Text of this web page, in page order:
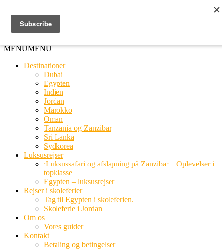
MENUMENU
Destinationer
Dubai
Egypten
Indien
Jordan
Marokko
Oman
Tanzania og Zanzibar
Sri Lanka
Sydkorea
Luksusrejser
:Luksussafari og afslapning på Zanzibar – Oplevelser i
topklasse
Egypten – luksusrejser
Rejser i skoleferier
Tag til Egypten i skoleferien.
Skoleferie i Jordan
Om os
Vores guider
Kontakt
Betaling og betingelser